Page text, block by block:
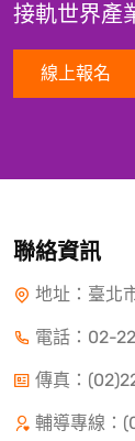
接軌世界產
線上報名
聯絡資訊
地址：臺北
電話： 02-
傳真：
輔導專線：